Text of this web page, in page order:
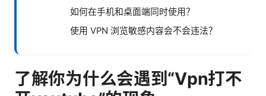
如何在手机和桌面端同时使用？
使用 VPN 浏览敏感内容会不会违法？
了解你为什么会遇到“Vpn打不